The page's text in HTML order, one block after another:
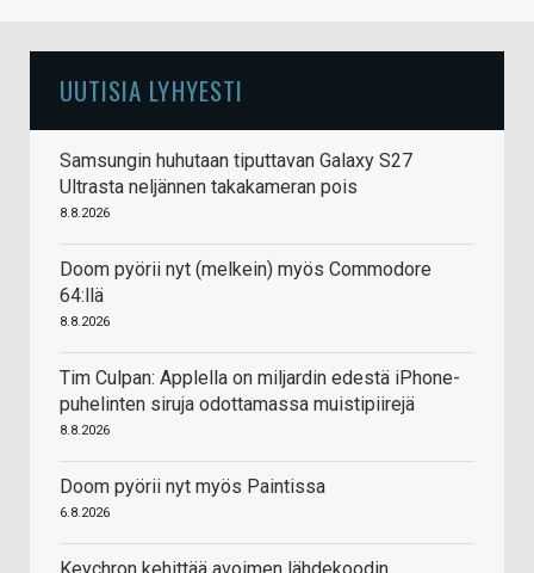
UUTISIA LYHYESTI
Samsungin huhutaan tiputtavan Galaxy S27
Ultrasta neljännen takakameran pois
8.8.2026
Doom pyörii nyt (melkein) myös Commodore
64:llä
8.8.2026
Tim Culpan: Applella on miljardin edestä iPhone-
puhelinten siruja odottamassa muistipiirejä
8.8.2026
Doom pyörii nyt myös Paintissa
6.8.2026